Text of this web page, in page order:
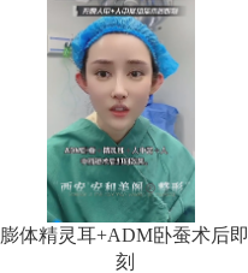
膨体精灵耳+ADM卧蚕术后即
刻